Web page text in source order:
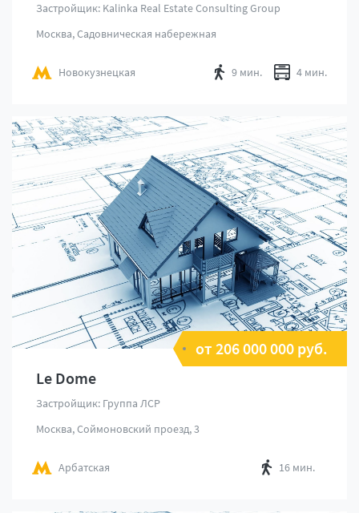
Застройщик: Kalinka Real Estate Consulting Group
Москва, Садовническая набережная
Новокузнецкая 9 мин. 4 мин.
от 206 000 000 руб.
Le Dome
Застройщик: Группа ЛСР
Москва, Соймоновский проезд, 3
Арбатская 16 мин.